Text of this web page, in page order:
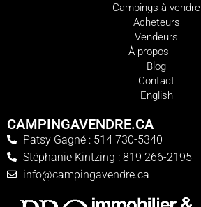
Campings à vendre
Acheteurs
Vendeurs
À propos
Blog
Contact
English
CAMPINGAVENDRE.CA
Patsy Gagné : 514 730-5340
Stéphanie Kintzing : 819 266-2195
info@campingavendre.ca